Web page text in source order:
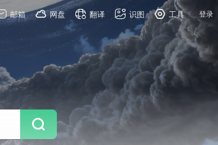
邮箱 网盘 翻译 识图 工具 登录